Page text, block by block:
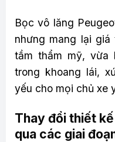
Bọc vô lăng
nhưng mang lại
tầm thẩm mỹ, vừa
trong khoang lái,
yếu cho mọi chủ xe
Thay đổi thiết
qua các giai